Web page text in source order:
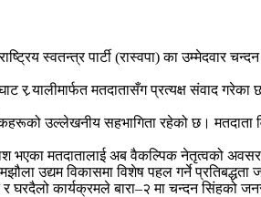
स्वतन्त्र पार्टी (रास्वपा) का उम्मेदवार
र्‍यालीमार्फत मतदातासँग प्रत्यक्ष संवाद गरेका
उल्लेखनीय सहभागिता रहेको छ। मतदाता
भएका मतदातालाई अब वैकल्पिक नेतृत्वको
उद्यम विकासमा विशेष पहल गर्ने प्रतिबद्धता
र घरदैलो कार्यक्रमले बारा–२ मा चन्दन